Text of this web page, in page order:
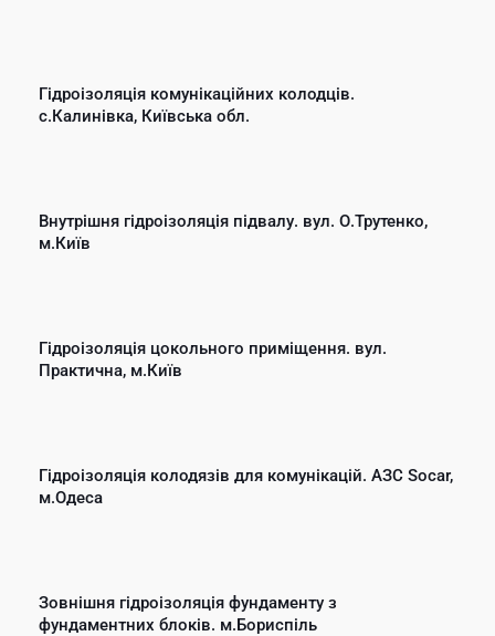
Гідроізоляція комунікаційних колодців.
с.Калинівка, Київська обл.
Внутрішня гідроізоляція підвалу. вул. О.Трутенко,
м.Київ
Гідроізоляція цокольного приміщення. вул.
Практична, м.Київ
Гідроізоляція колодязів для комунікацій. АЗС Socar,
м.Одеса
Зовнішня гідроізоляція фундаменту з
фундаментних блоків. м.Бориспіль